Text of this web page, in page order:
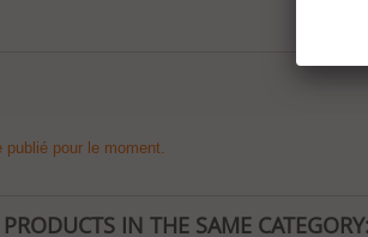
pour le moment.
IN THE SAME